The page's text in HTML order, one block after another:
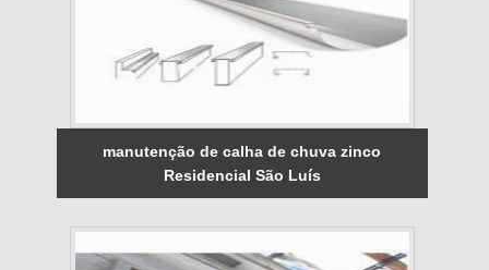
manutenção de calha de chuva zinco
Residencial São Luís